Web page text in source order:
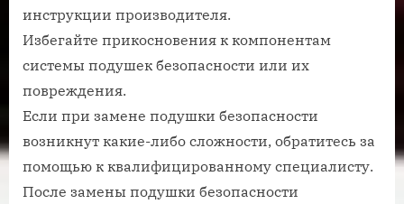
инструкции производителя.
Избегайте прикосновения к компонентам
системы подушек безопасности или их
повреждения.
Если при замене подушки безопасности
возникнут какие-либо сложности, обратитесь за
помощью к квалифицированному специалисту.
После замены подушки безопасности